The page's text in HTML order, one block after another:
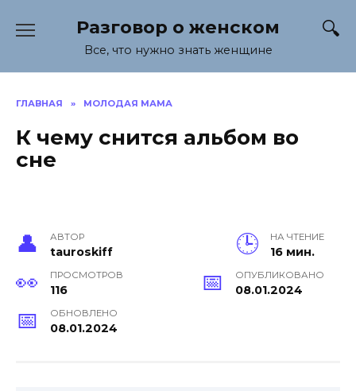
содержанию
Разговор о женском
Все, что нужно знать женщине
ГЛАВНАЯ » МОЛОДАЯ МАМА
К чему снится альбом во
сне
АВТОР
tauroskiff
НА ЧТЕНИЕ
16 мин.
ПРОСМОТРОВ
116
ОПУБЛИКОВАНО
08.01.2024
ОБНОВЛЕНО
08.01.2024